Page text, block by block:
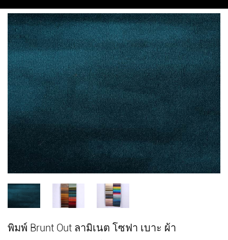
พิมพ์ Brunt Out ลามิเนต โซฟา เบาะ ผ้า